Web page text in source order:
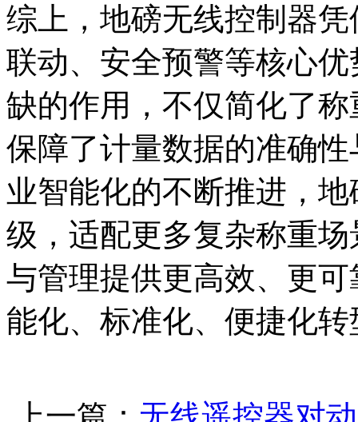
综上，地磅无线控制器
联动、安全预警等核心
缺的作用，不仅简化了
保障了计量数据的准确
业智能化的不断推进，
级，适配更多复杂称重
与管理提供更高效、更
能化、标准化、便捷化转